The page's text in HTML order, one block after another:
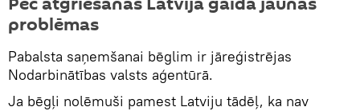
problēmas
Pabalsta saņemšanai bēglim ir jāreģistrējas
Nodarbinātības valsts aģentūrā.
Ja bēgļi nolēmuši pamest Latviju tādēļ, ka nav